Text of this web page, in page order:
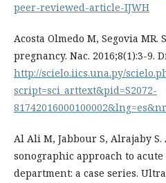
peer-reviewed-article-IJWH
Acosta Olmedo M, Segovia
pregnancy. Nac. 2016;8(1):3-9.
http://scielo.iics.una.py/
script=sci_arttext&pid=S2072-
Al Ali M, Jabbour S, Alrajaby S.
sonographic approach to
department: a case series.